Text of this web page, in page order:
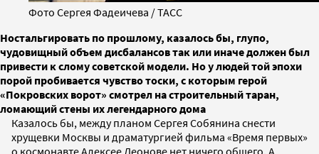
Фото Сергея Фадеичева / ТАСС
Ностальгировать по прошлому, казалось бы, глупо,
чудовищный объем дисбалансов так или иначе должен был
привести к слому советской модели. Но у людей той эпохи
порой пробивается чувство тоски, с которым герой
«Покровских ворот» смотрел на строительный таран,
ломающий стены их легендарного дома
Казалось бы, между планом Сергея Собянина снести
хрущевки Москвы и драматургией фильма «Время первых»
о космонавте Алексее Леонове нет ничего общего. А